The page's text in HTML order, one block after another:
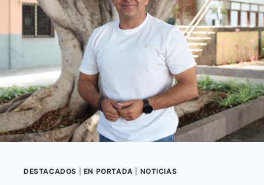
DEL
PARKING
MODULAR
DE
EL
MÉDANO
DESTACADOS EN PORTADA NOTICIAS